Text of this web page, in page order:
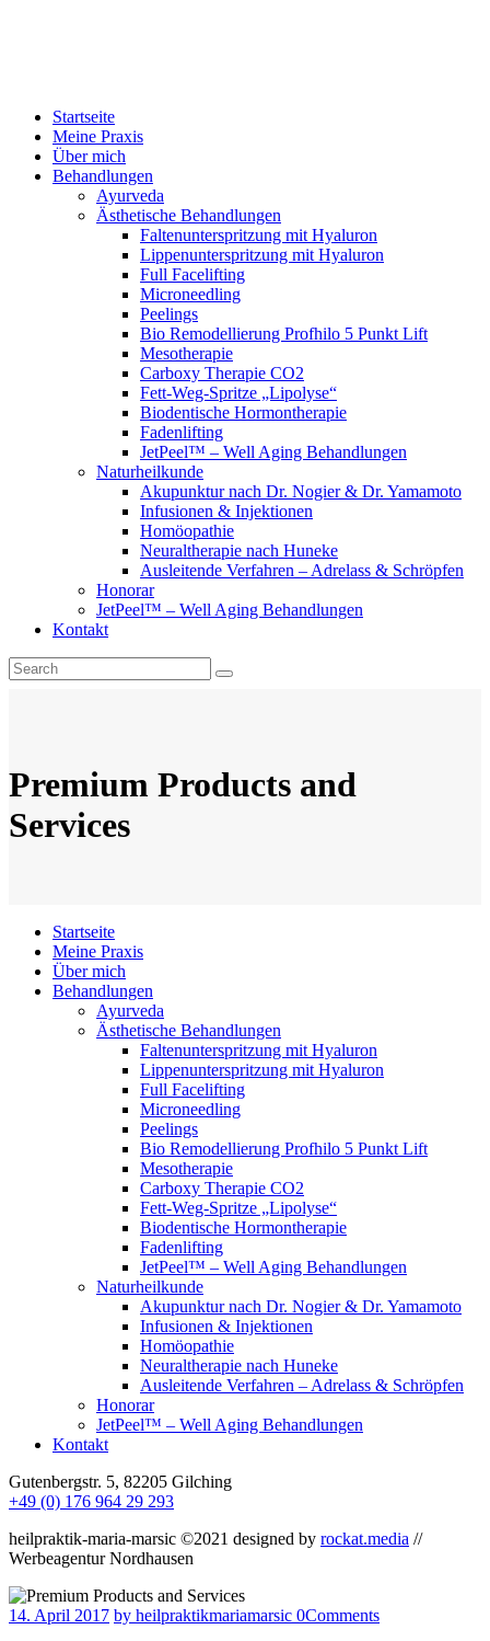
Startseite
Meine Praxis
Über mich
Behandlungen
Ayurveda
Ästhetische Behandlungen
Faltenunterspritzung mit Hyaluron
Lippenunterspritzung mit Hyaluron
Full Facelifting
Microneedling
Peelings
Bio Remodellierung Profhilo 5 Punkt Lift
Mesotherapie
Carboxy Therapie CO2
Fett-Weg-Spritze „Lipolyse“
Biodentische Hormontherapie
Fadenlifting
JetPeel™ – Well Aging Behandlungen
Naturheilkunde
Akupunktur nach Dr. Nogier & Dr. Yamamoto
Infusionen & Injektionen
Homöopathie
Neuraltherapie nach Huneke
Ausleitende Verfahren – Adrelass & Schröpfen
Honorar
JetPeel™ – Well Aging Behandlungen
Kontakt
Premium Products and
Services
Startseite
Meine Praxis
Über mich
Behandlungen
Ayurveda
Ästhetische Behandlungen
Faltenunterspritzung mit Hyaluron
Lippenunterspritzung mit Hyaluron
Full Facelifting
Microneedling
Peelings
Bio Remodellierung Profhilo 5 Punkt Lift
Mesotherapie
Carboxy Therapie CO2
Fett-Weg-Spritze „Lipolyse“
Biodentische Hormontherapie
Fadenlifting
JetPeel™ – Well Aging Behandlungen
Naturheilkunde
Akupunktur nach Dr. Nogier & Dr. Yamamoto
Infusionen & Injektionen
Homöopathie
Neuraltherapie nach Huneke
Ausleitende Verfahren – Adrelass & Schröpfen
Honorar
JetPeel™ – Well Aging Behandlungen
Kontakt
Gutenbergstr. 5, 82205 Gilching
+49 (0) 176 964 29 293
heilpraktik-maria-marsic ©2021 designed by rockat.media //
Werbeagentur Nordhausen
14. April 2017 by heilpraktikmariamarsic 0Comments